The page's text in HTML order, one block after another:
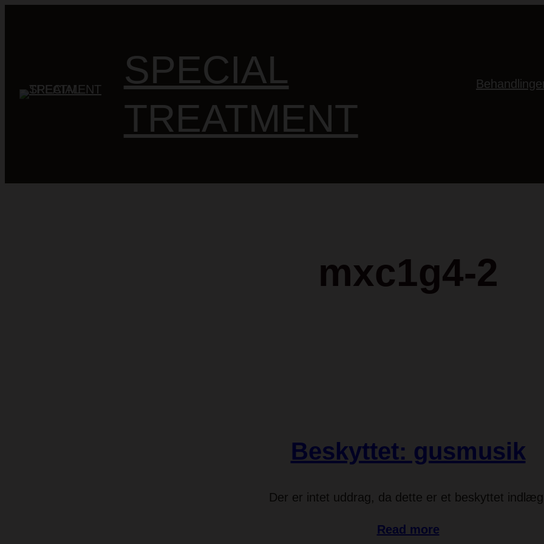
SPECIAL
TREATMENT
mxc1g4-2
Beskyttet: gusmusik
Der er intet uddrag, da dette er et beskyttet
Read more